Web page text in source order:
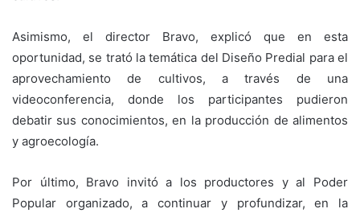
Asimismo, el director Bravo, explicó que en esta
oportunidad, se trató la temática del Diseño Predial para el
aprovechamiento de cultivos, a través de una
videoconferencia, donde los participantes pudieron
debatir sus conocimientos, en la producción de alimentos
y agroecología.
Por último, Bravo invitó a los productores y al Poder
Popular organizado, a continuar y profundizar, en la